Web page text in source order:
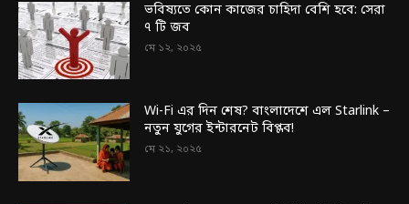
ভবিষ্যতে কোন কাজের চাহিদা বেশি হবে: সেরা
৭ টি জব
মে ১২, ২০২৫
Wi-Fi এর দিন শেষ? বাংলাদেশে এল Starlink –
নতুন যুগের ইন্টারনেট বিপ্লব!
মে ২১, ২০২৫